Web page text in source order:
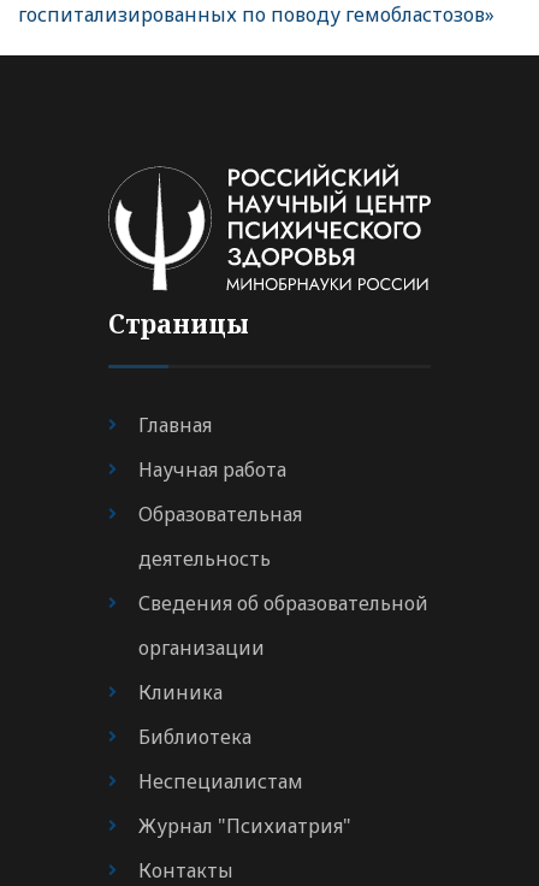
госпитализированных по поводу гемобластозов»
Страницы
Главная
Научная работа
Образовательная
деятельность
Сведения об образовательной
организации
Клиника
Библиотека
Неспециалистам
Журнал "Психиатрия"
Контакты